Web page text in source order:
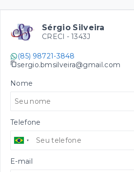
Sérgio Silveira
CRECI - 1343J
(85) 98721-3848
sergio.bmsilveira@gmail.com
Nome
Telefone
E-mail